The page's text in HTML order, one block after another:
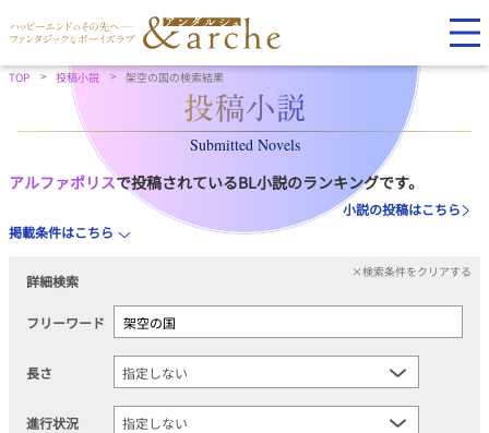
TOP 投稿小説 架空の国の検索結果
Submitted Novels
アルファポリスで投稿されているBL小説のランキングです。
小説の投稿はこちら
掲載条件はこちら
詳細検索
×検索条件をクリアする
フリーワード
長さ
進行状況